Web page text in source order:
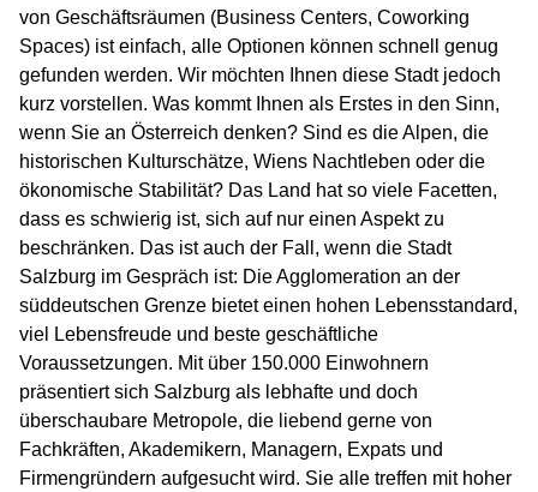
von Geschäftsräumen (Business Centers, Coworking
Spaces) ist einfach, alle Optionen können schnell genug
gefunden werden. Wir möchten Ihnen diese Stadt jedoch
kurz vorstellen. Was kommt Ihnen als Erstes in den Sinn,
wenn Sie an Österreich denken? Sind es die Alpen, die
historischen Kulturschätze, Wiens Nachtleben oder die
ökonomische Stabilität? Das Land hat so viele Facetten,
dass es schwierig ist, sich auf nur einen Aspekt zu
beschränken. Das ist auch der Fall, wenn die Stadt
Salzburg im Gespräch ist: Die Agglomeration an der
süddeutschen Grenze bietet einen hohen Lebensstandard,
viel Lebensfreude und beste geschäftliche
Voraussetzungen. Mit über 150.000 Einwohnern
präsentiert sich Salzburg als lebhafte und doch
überschaubare Metropole, die liebend gerne von
Fachkräften, Akademikern, Managern, Expats und
Firmengründern aufgesucht wird. Sie alle treffen mit hoher